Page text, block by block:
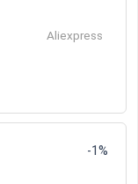
Aliexpress
-1%